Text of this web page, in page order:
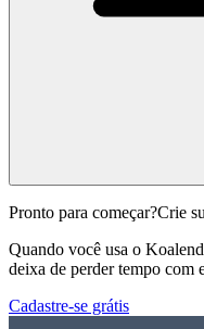
Pronto para começar?Crie
Quando você usa o
deixa de perder tempo com
Cadastre-se grátis